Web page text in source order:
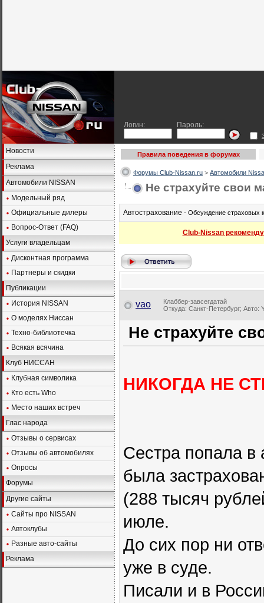
Логин: Пароль:
Новости
Реклама
Автомобили NISSAN
Модельный ряд
Официальные дилеры
Вопрос-Ответ (FAQ)
Услуги владельцам
Дисконтная программа
Партнеры и скидки
Публикации
История NISSAN
О моделях Ниссан
Техно-библиотечка
Всякая всячина
Клуб НИССАН
Клубная символика
Кто есть Who
Место наших встреч
Глас народа
Отзывы о сервисах
Отзывы об автомобилях
Опросы
Форумы
Другие сайты
Сайты про NISSAN
Автоклубы
Разные авто-сайты
Реклама
Правила поведения в форумах
Форумы Club-Nissan.ru > Автомобили
Не страхуйте
Автострахование - Обсуждение страховых
Club-Nissan
vao
Клаббер-завсегдатай
Откуда: Санкт-Петербург; Авто:
Не страхуйте
НИКОГДА НЕ
Сестра попала
была
(288 тысяч
июле.
До сих пор ни
уже в суде.
Писали и в